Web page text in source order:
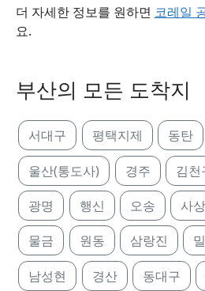
더 자세한 정보를 원하면 코레일
요.
부산의 모든 도착지
서대구 평택지제 동탄
울산(통도사) 경주 김천
광명 행신 오송 사상
물금 원동 삼랑진
남성현 경산 동대구